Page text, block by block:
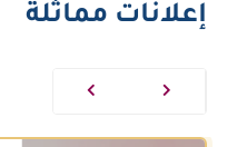
إعلانات مماثلة